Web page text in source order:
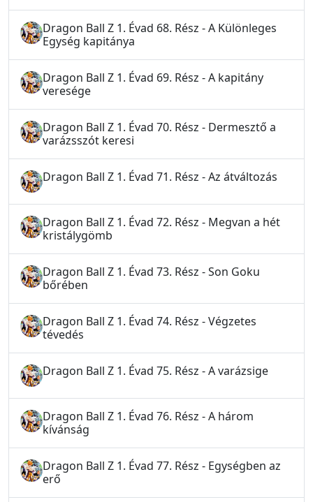
Dragon Ball Z 1. Évad 68. Rész - A Különleges
Egység kapitánya
Dragon Ball Z 1. Évad 69. Rész - A kapitány
veresége
Dragon Ball Z 1. Évad 70. Rész - Dermesztő a
varázsszót keresi
Dragon Ball Z 1. Évad 71. Rész - Az átváltozás
Dragon Ball Z 1. Évad 72. Rész - Megvan a hét
kristálygömb
Dragon Ball Z 1. Évad 73. Rész - Son Goku
bőrében
Dragon Ball Z 1. Évad 74. Rész - Végzetes
tévedés
Dragon Ball Z 1. Évad 75. Rész - A varázsige
Dragon Ball Z 1. Évad 76. Rész - A három
kívánság
Dragon Ball Z 1. Évad 77. Rész - Egységben az
erő